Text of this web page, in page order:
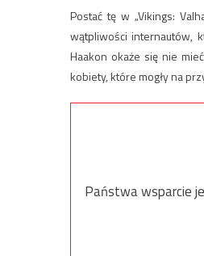
Postać tę w „Vikings:
wątpliwości internautów,
Haakon okaże się nie
kobiety, które mogły na
Państwa wsparcie